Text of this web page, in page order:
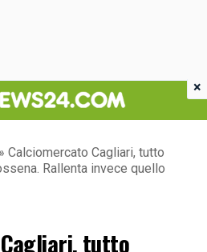
» Calciomercato Cagliari, tutto
Rallenta invece quello
tutto
×